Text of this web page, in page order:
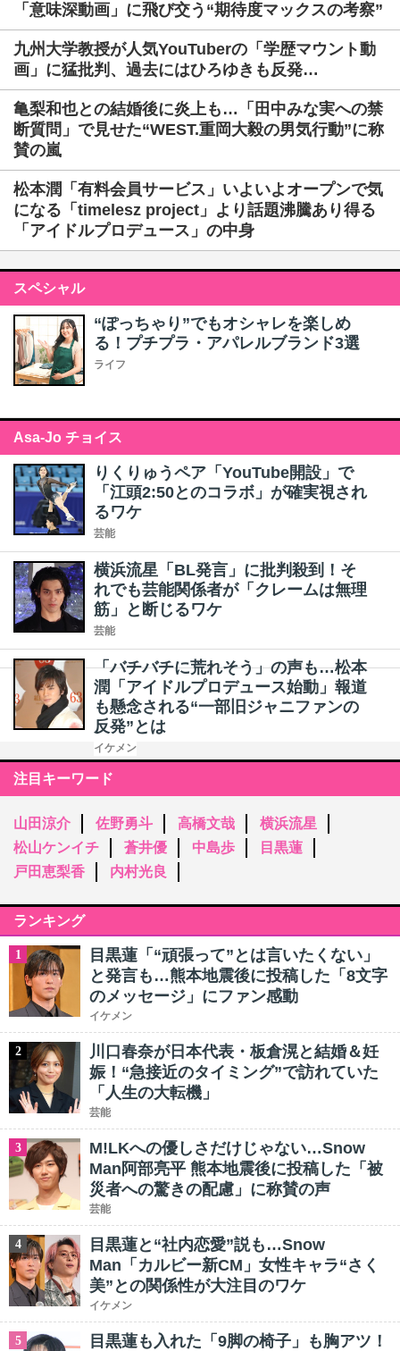
「意味深動画」に飛び交う“期待度マックスの考察”
九州大学教授が人気YouTuberの「学歴マウント動
画」に猛批判、過去にはひろゆきも反発…
亀梨和也との結婚後に炎上も…「田中みな実への禁
断質問」で見せた“WEST.重岡大毅の男気行動”に称
賛の嵐
松本潤「有料会員サービス」いよいよオープンで気
になる「timelesz project」より話題沸騰あり得る
「アイドルプロデュース」の中身
スペシャル
“ぽっちゃり”でもオシャレを楽しめ
る！プチプラ・アパレルブランド3選
ライフ
Asa-Jo チョイス
りくりゅうペア「YouTube開設」で
「江頭2:50とのコラボ」が確実視され
るワケ
芸能
横浜流星「BL発言」に批判殺到！そ
れでも芸能関係者が「クレームは無理
筋」と断じるワケ
芸能
「バチバチに荒れそう」の声も…松本
潤「アイドルプロデュース始動」報道
も懸念される“一部旧ジャニファンの
反発”とは
イケメン
注目キーワード
山田涼介 佐野勇斗 高橋文哉
横浜流星
松山ケンイチ
蒼井優 中島歩
目黒蓮
戸田恵梨香
内村光良
ランキング
1
目黒蓮「“頑張って”とは言いたくない」
と発言も…熊本地震後に投稿した「8文字
のメッセージ」にファン感動
イケメン
2
川口春奈が日本代表・板倉滉と結婚＆妊
娠！“急接近のタイミング”で訪れていた
「人生の大転機」
芸能
3
M!LKへの優しさだけじゃない…Snow
Man阿部亮平 熊本地震後に投稿した「被
災者への驚きの配慮」に称賛の声
芸能
4
目黒蓮と“社内恋愛”説も…Snow
Man「カルビー新CM」女性キャラ“さく
美”との関係性が大注目のワケ
イケメン
5 目黒蓮も入れた「9脚の椅子」も胸アツ！